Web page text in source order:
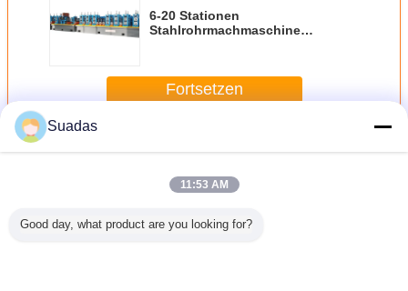
6-20 Stationen
Stahlrohrmachmaschine
±0,2mm
Fortsetzen
Mehr
Suadas
11:53 AM
Good day, what product are you looking for?